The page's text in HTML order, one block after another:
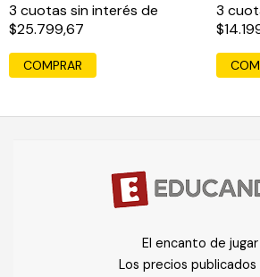
3 cuotas sin interés de
$25.799,67
3
El encanto de jugar
Los precios publicados